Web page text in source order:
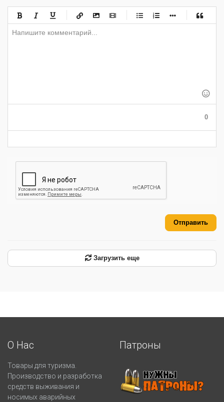
0
Отправить
Загрузить еще
О Нас
Товары для туризма.
Производство и разработка
средств выживания и
носимых аварийных
Патроны